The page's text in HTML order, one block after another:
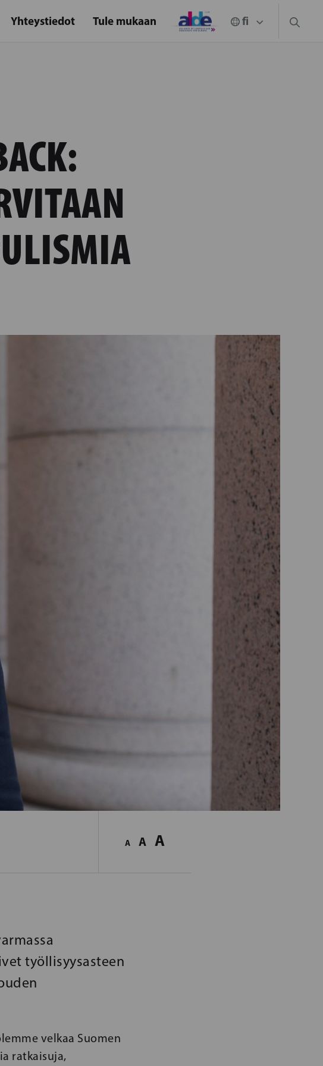
Yhteystiedot Tule mukaan
A A A
työllisyysasteen
velkaa Suomen
ratkaisuja,